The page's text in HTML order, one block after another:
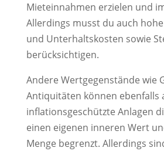
Mieteinnahmen erzielen und
Allerdings musst du auch
und Unterhaltskosten sowie
berücksichtigen.
Andere Wertgegenstände wie
Antiquitäten können ebenfalls
inflationsgeschützte Anlagen
einen eigenen inneren Wert
Menge begrenzt. Allerdings